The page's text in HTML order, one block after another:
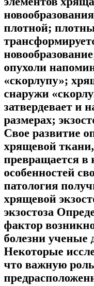
плотной;
опухоли
«скорлупу»;
снаружи
затвердевает и
размерах;
Свое развитие
хрящевой
превращается в
особенностей
патология
хрящевой
экзостоза
фактор
болезни ученые
Некоторые
что важную